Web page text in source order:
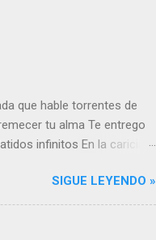
que hable torrentes de
tu alma Te entrego
infinitos En la caricia y
creando un solo cuerpo
divino en la verdad del ser
SIGUE LEYENDO »